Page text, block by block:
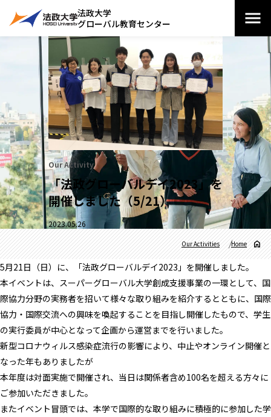
法政大学
グローバル教育センター
Our Activity
「法政グローバルデイ2023」を
開催しました（5/21）
2023.05.26
Home
Our Activities
5月21日（日）に、「法政グローバルデイ2023」を開催しました。
本イベントは、スーパーグローバル大学創成支援事業の一環として、国
際協力分野の実務者を招いて様々な取り組みを紹介するとともに、国際
協力・国際交流への興味を喚起することを目指し開催したもので、学生
の実行委員が中心となって企画から運営までを行いました。
新型コロナウィルス感染症流行の影響により、中止やオンライン開催と
なった年もありましたが
本年度は対面実施で開催され、当日は関係者含め100名を超える方々に
ご参加いただきました。
またイベント冒頭では、本学で国際的な取り組みに積極的に参加した学